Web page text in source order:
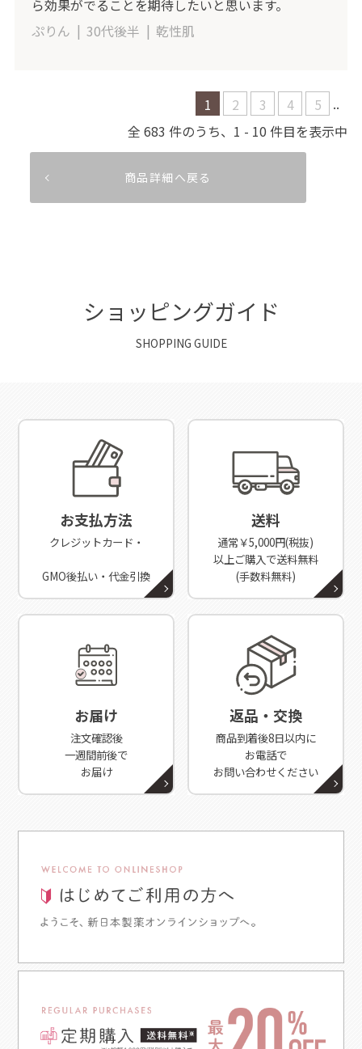
ら効果がでることを期待したいと思います。
ぷりん
30代後半 乾性肌
1 2 3 4 5
..
683
1 10
商品詳細へ戻る
ショッピングガイド
SHOPPING GUIDE
お支払方法
クレジットカード・
GMO後払い・代金引換
送料
通常￥5,000円(税抜)
以上ご購入で送料無料
(手数料無料)
お届け
注文確認後
一週間前後で
お届け
返品・交換
商品到着後8日以内に
お電話で
お問い合わせください